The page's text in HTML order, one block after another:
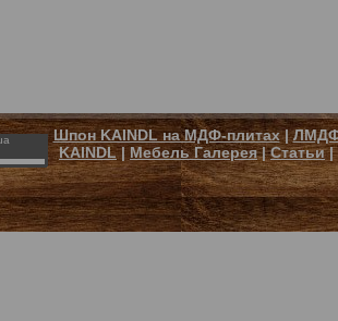
Шпон KAINDL на МДФ-плитах|ЛМДФ
KAINDL| Мебель Галерея|Статьи|